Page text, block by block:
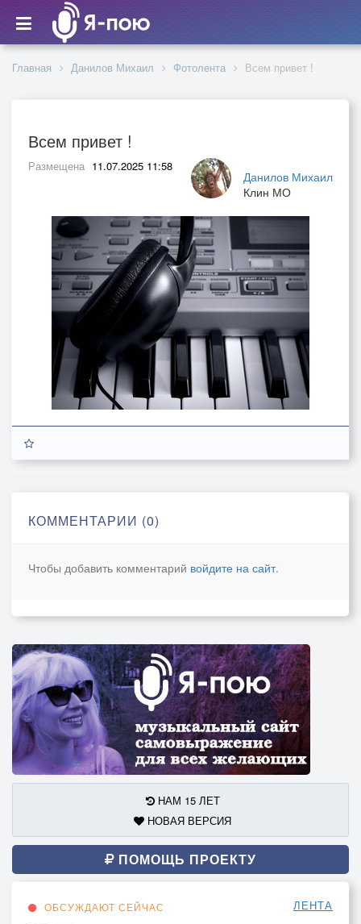
Главная Данилов Михаил Фотолента Всем привет !
Всем привет !
Данилов Михаил
Клин МО
Размещена 11.07.2025 11:58
КОММЕНТАРИИ (0)
Чтобы добавить комментарий войдите на сайт.
НАМ 15 ЛЕТ
НОВАЯ ВЕРСИЯ
ПОМОЩЬ ПРОЕКТУ
ОБСУЖДАЮТ СЕЙЧАС ЛЕНТА